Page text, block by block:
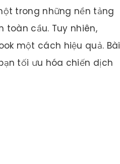
trong những nền tảng
toàn cầu. Tuy nhiên,
một cách hiệu quả. Bài
tối ưu hóa chiến dịch